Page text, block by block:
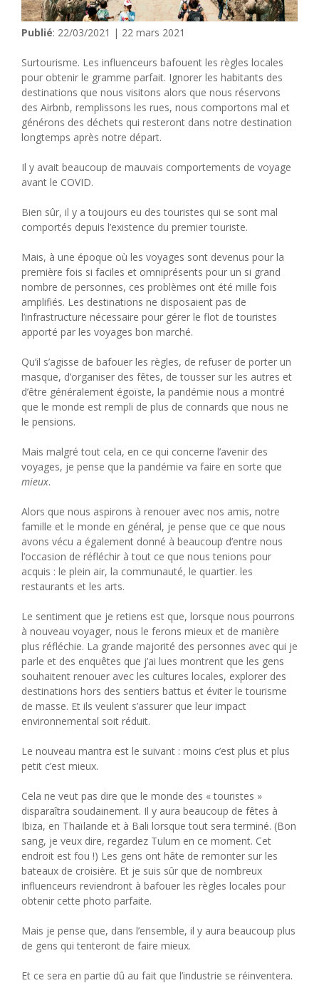
Publié: 22/03/2021 | 22 mars 2021
Surtourisme. Les influenceurs bafouent les règles locales
pour obtenir le gramme parfait. Ignorer les habitants des
destinations que nous visitons alors que nous réservons
des Airbnb, remplissons les rues, nous comportons mal et
générons des déchets qui resteront dans notre destination
longtemps après notre départ.
Il y avait beaucoup de mauvais comportements de voyage
avant le COVID.
Bien sûr, il y a toujours eu des touristes qui se sont mal
comportés depuis l’existence du premier touriste.
Mais, à une époque où les voyages sont devenus pour la
première fois si faciles et omniprésents pour un si grand
nombre de personnes, ces problèmes ont été mille fois
amplifiés. Les destinations ne disposaient pas de
l’infrastructure nécessaire pour gérer le flot de touristes
apporté par les voyages bon marché.
Qu’il s’agisse de bafouer les règles, de refuser de porter un
masque, d’organiser des fêtes, de tousser sur les autres et
d’être généralement égoïste, la pandémie nous a montré
que le monde est rempli de plus de connards que nous ne
le pensions.
Mais malgré tout cela, en ce qui concerne l’avenir des
voyages, je pense que la pandémie va faire en sorte que
mieux.
Alors que nous aspirons à renouer avec nos amis, notre
famille et le monde en général, je pense que ce que nous
avons vécu a également donné à beaucoup d’entre nous
l’occasion de réfléchir à tout ce que nous tenions pour
acquis : le plein air, la communauté, le quartier. les
restaurants et les arts.
Le sentiment que je retiens est que, lorsque nous pourrons
à nouveau voyager, nous le ferons mieux et de manière
plus réfléchie. La grande majorité des personnes avec qui je
parle et des enquêtes que j’ai lues montrent que les gens
souhaitent renouer avec les cultures locales, explorer des
destinations hors des sentiers battus et éviter le tourisme
de masse. Et ils veulent s’assurer que leur impact
environnemental soit réduit.
Le nouveau mantra est le suivant : moins c’est plus et plus
petit c’est mieux.
Cela ne veut pas dire que le monde des « touristes »
disparaîtra soudainement. Il y aura beaucoup de fêtes à
Ibiza, en Thaïlande et à Bali lorsque tout sera terminé. (Bon
sang, je veux dire, regardez Tulum en ce moment. Cet
endroit est fou !) Les gens ont hâte de remonter sur les
bateaux de croisière. Et je suis sûr que de nombreux
influenceurs reviendront à bafouer les règles locales pour
obtenir cette photo parfaite.
Mais je pense que, dans l’ensemble, il y aura beaucoup plus
de gens qui tenteront de faire mieux.
Et ce sera en partie dû au fait que l’industrie se réinventera.